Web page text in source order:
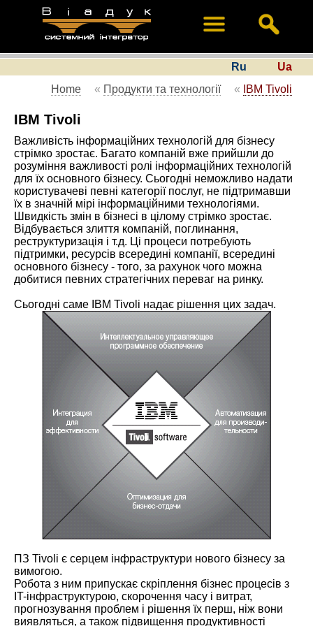
Ru
Ua
Home
« Продукти та технології « IBM Tivoli
IBM Tivoli
Важливість інформаційних технологій для бізнесу
стрімко зростає. Багато компаній вже прийшли до
розуміння важливості ролі інформаційних технологій
для їх основного бізнесу. Сьогодні неможливо надати
користувачеві певні категорії послуг, не підтримавши
їх в значній мірі інформаційними технологіями.
Швидкість змін в бізнесі в цілому стрімко зростає.
Відбувається злиття компаній, поглинання,
реструктуризація і т.д. Ці процеси потребують
підтримки, ресурсів всередині компанії, всередині
основного бізнесу - того, за рахунок чого можна
добитися певних стратегічних переваг на ринку.
Сьогодні саме IBM Tivoli надає рішення цих задач.
ПЗ Tivoli є серцем інфраструктури нового бізнесу за
вимогою.
Робота з ним припускає скріплення бізнес процесів з
IT-інфраструктурою, скорочення часу і витрат,
прогнозування проблем і рішення їх перш, ніж вони
виявляться, а також підвищення продуктивності